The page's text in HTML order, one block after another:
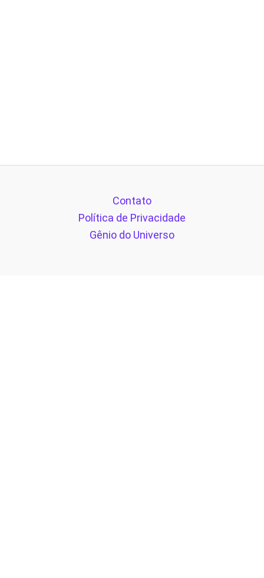
Contato
Política de Privacidade
Gênio do Universo